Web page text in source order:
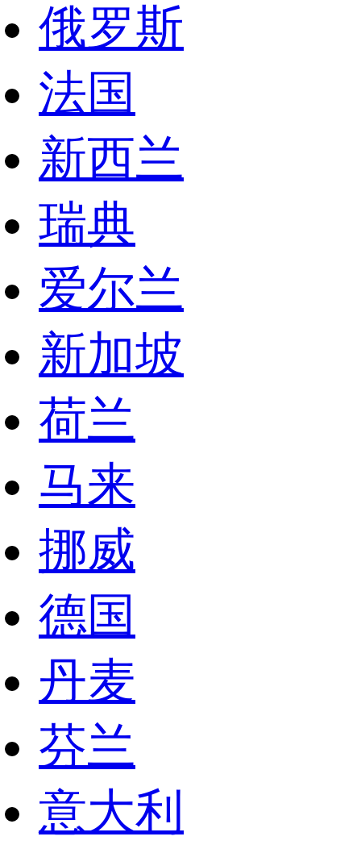
俄罗斯
法国
新西兰
瑞典
爱尔兰
新加坡
荷兰
马来
挪威
德国
丹麦
芬兰
意大利